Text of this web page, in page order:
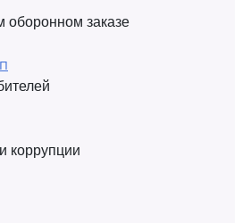
оборонном заказе
коррупции